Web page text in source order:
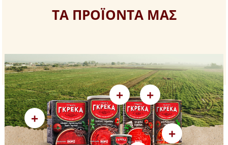
ΤΑ ΠΡΟΪΟΝΤΑ ΜΑΣ